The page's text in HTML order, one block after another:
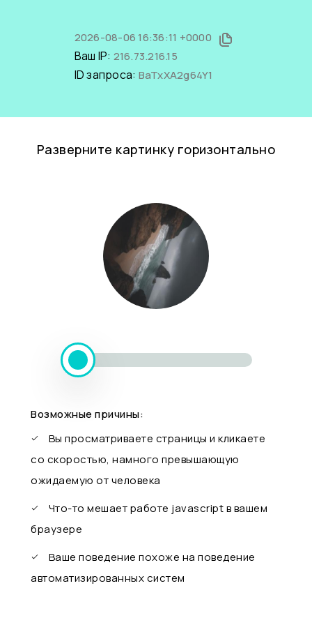
2026-08-06 16:36:11 +0000
Ваш IP: 216.73.216.15
ID запроса: BaTxXA2g64Y1
Разверните картинку горизонтально
Возможные причины:
Вы просматриваете страницы и кликаете
со скоростью, намного превышающую
ожидаемую от человека
Что-то мешает работе javascript в вашем
браузере
Ваше поведение похоже на поведение
автоматизированных систем